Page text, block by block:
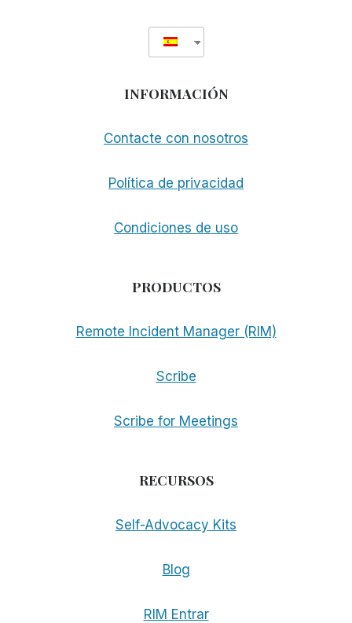
INFORMACIÓN
Contacte con nosotros
Política de privacidad
Condiciones de uso
PRODUCTOS
Remote Incident Manager (RIM)
Scribe
Scribe for Meetings
RECURSOS
Self-Advocacy Kits
Blog
RIM Entrar